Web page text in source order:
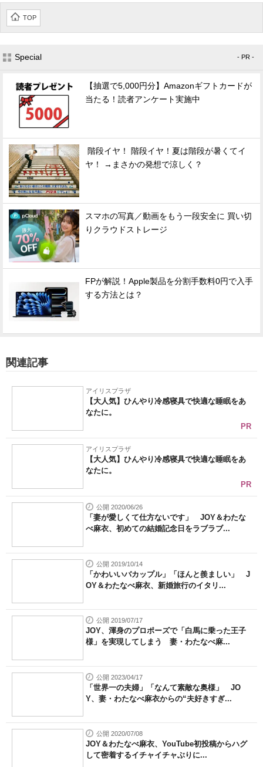
TOP
Special - PR -
【抽選で5,000円分】Amazonギフトカードが
当たる！読者アンケート実施中
階段イヤ！ 階段イヤ！夏は階段が暑くてイ
ヤ！ →まさかの発想で涼しく？
スマホの写真／動画をもう一段安全に 買い切
りクラウドストレージ
FPが解説！Apple製品を分割手数料0円で入手
する方法とは？
関連記事
アイリスプラザ
【大人気】ひんやり冷感寝具で快適な睡眠をあ
なたに。
PR
アイリスプラザ
【大人気】ひんやり冷感寝具で快適な睡眠をあ
なたに。
PR
公開 2020/06/26
「妻が愛しくて仕方ないです」 JOY＆わたな
べ麻衣、初めての結婚記念日をラブラブ...
公開 2019/10/14
「かわいいバカップル」「ほんと羨ましい」 J
OY＆わたなべ麻衣、新婚旅行のイタリ...
公開 2019/07/17
JOY、渾身のプロポーズで「白馬に乗った王子
様」を実現してしまう 妻・わたなべ麻...
公開 2023/04/17
「世界一の夫婦」「なんて素敵な奥様」 JO
Y、妻・わたなべ麻衣からの“夫好きすぎ...
公開 2020/07/08
JOY＆わたなべ麻衣、YouTube初投稿からハグ
して密着するイチャイチャぶりに...